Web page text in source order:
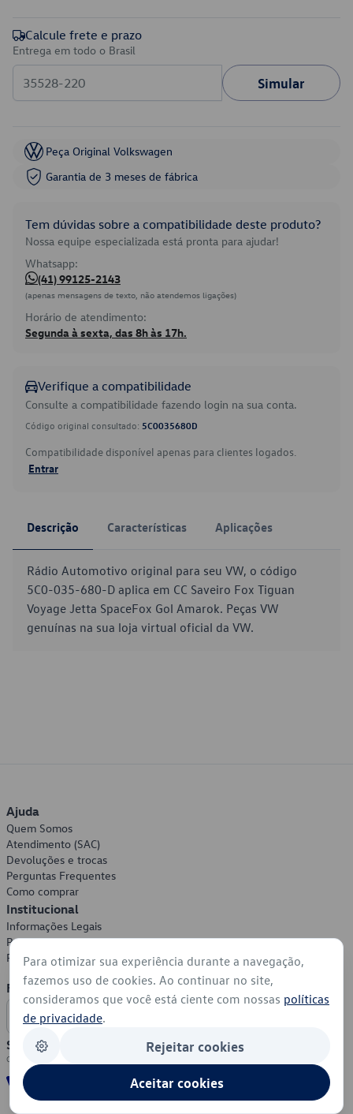
Calcule frete e prazo
Entrega em todo o Brasil
Simular
Peça Original Volkswagen
Garantia de 3 meses de fábrica
Tem dúvidas sobre a compatibilidade deste produto?
Nossa equipe especializada está pronta para ajudar!
Whatsapp:
(41) 99125-2143
(apenas mensagens de texto, não atendemos ligações)
Horário de atendimento:
Segunda à sexta, das 8h às 17h.
Verifique a compatibilidade
Consulte a compatibilidade fazendo login na sua conta.
Código original consultado: 5C0035680D
Compatibilidade disponível apenas para clientes logados.
Entrar
Descrição Características Aplicações
Rádio Automotivo original para seu VW, o código
5C0-035-680-D aplica em CC Saveiro Fox Tiguan
Voyage Jetta SpaceFox Gol Amarok. Peças VW
genuínas na sua loja virtual oficial da VW.
Ajuda
Quem Somos
Atendimento (SAC)
Devoluções e trocas
Perguntas Frequentes
Como comprar
Institucional
Informações Legais
Política de Privacidade
Política de Cookies
Formas de Pagamento
Segurança
Para otimizar sua experiência durante a navegação,
fazemos uso de cookies. Ao continuar no site,
consideramos que você está ciente com nossas políticas
de privacidade.
Rejeitar cookies
Aceitar cookies